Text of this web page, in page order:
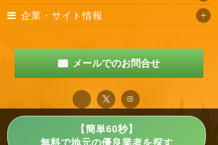
【簡単60秒】
無料で地元の優良業者を探す
企業・サイト情報
メールでのお問合せ